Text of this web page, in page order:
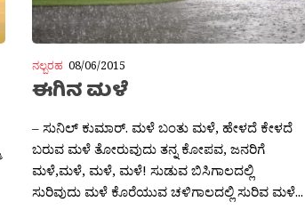
ನಲ್ಬರಹ 08/06/2015
ಈಗಿನ ಮಳೆ
– ಸುನಿಲ್ ಕುಮಾರ್. ಮಳೆ ಬಂತು ಮಳೆ, ಹೇಳದೆ ಕೇಳದೆ
ಬರುವ ಮಳೆ ತೋರುವುದು ತನ್ನ ಕೋಪವ, ಜನರಿಗೆ
ಮಳೆ,ಮಳೆ, ಮಳೆ, ಮಳೆ! ಸುಡುವ ಬಿಸಿಗಾಲದಲ್ಲಿ
ಸುರಿವುದು ಮಳೆ ಕೊರೆಯುವ ಚಳಿಗಾಲದಲ್ಲಿ ಸುರಿವ ಮಳೆ...